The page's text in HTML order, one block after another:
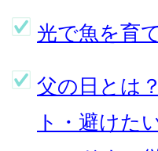
光で魚を育
父の日とは
ト・避けた